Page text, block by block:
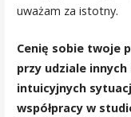
uważam za istotny.
Cenię sobie twoje
przy udziale
intuicyjnych
współpracy w